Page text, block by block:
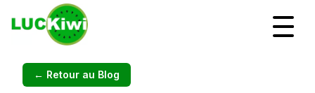
← Retour au Blog